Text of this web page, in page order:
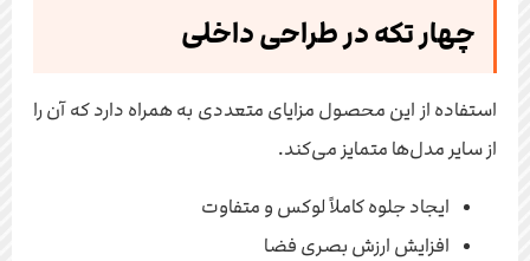
چهار تکه در طراحی داخلی
استفاده از این محصول مزایای متعددی به همراه دارد که آن را
از سایر مدل‌ها متمایز می‌کند.
ایجاد جلوه کاملاً لوکس و متفاوت
افزایش ارزش بصری فضا